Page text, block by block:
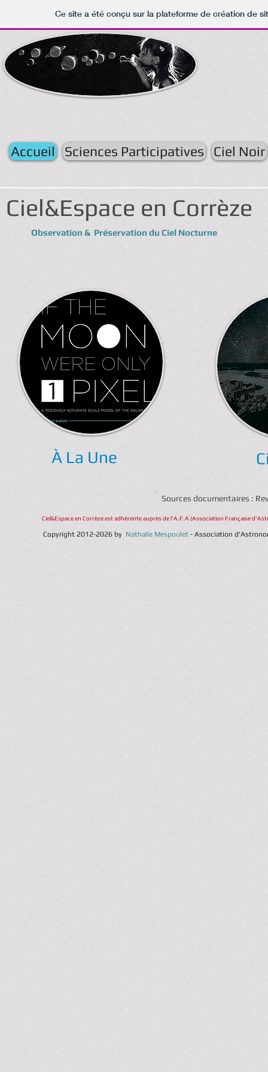
Ce site a été conçu sur la plateforme de création de
Accueil Sciences Participatives Ciel Noir
Ciel&Espace en Corrèze
Observation & Préservation du Ciel Nocturne
À La Une C
Sources documentaires :
Ciel&Espace en Corrèze est adhérente auprès de l'A.F.A (Association Française
Copyright 2012-2026 by Nathalie Mespoulet - Association